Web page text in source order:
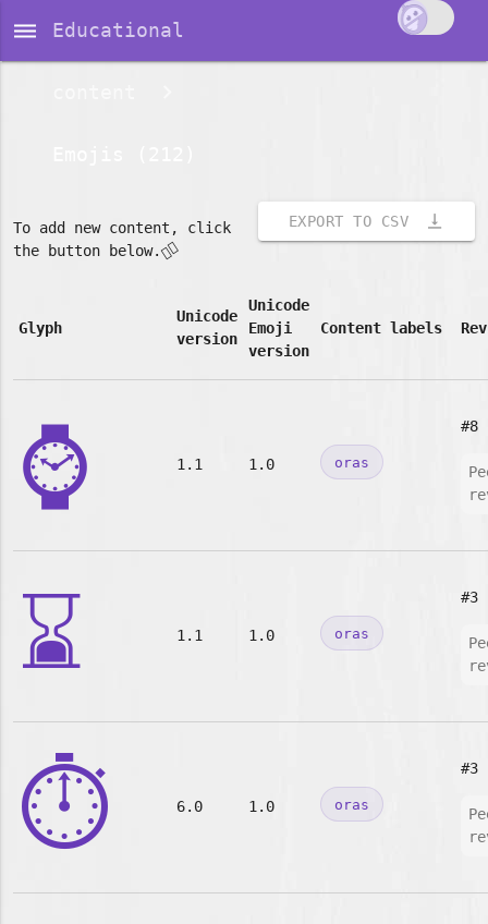
dehaze Educational
EXPORT TO CSV vertical_align_bottom
To add new content, click
the button below.👇🏽
Glyph
Unicode
version
Unicode
Emoji
version
Content labels
⌚ 1.1 1.0 oras
#8
⌛ 1.1 1.0 oras
#3
⏱️ 6.0 1.0 oras
#3